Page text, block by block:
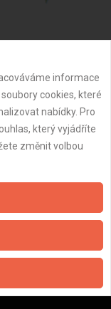
16:45:09
údajů
informace
cookies, které
nabídky. Pro
který vyjádříte
změnit volbou